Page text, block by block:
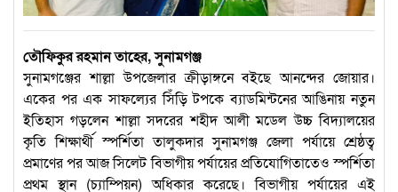
তৌফিকুর রহমান তাহের, সুনামগঞ্জ
সুনামগঞ্জের শাল্লা উপজেলার ক্রীড়াঙ্গনে বইছে আনন্দের জোয়ার।
একের পর এক সাফল্যের সিঁড়ি টপকে ব্যাডমিন্টনের আঙিনায় নতুন
ইতিহাস গড়লেন শাল্লা সদরের শহীদ আলী মডেল উচ্চ বিদ্যালয়ের
কৃতি শিক্ষার্থী স্পর্শিতা তালুকদার সুনামগঞ্জ জেলা পর্যায়ে শ্রেষ্ঠত্ব
প্রমাণের পর আজ সিলেট বিভাগীয় পর্যায়ের প্রতিযোগিতাতেও স্পর্শিতা
প্রথম স্থান (চ্যাম্পিয়ন) অধিকার করেছে। বিভাগীয় পর্যায়ের এই